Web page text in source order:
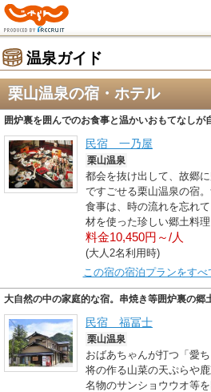
温泉ガイド
栗山温泉の宿・ホテル
囲炉裏を囲んでのお食事と温かいおもてなし
民宿 一乃屋
栗山温泉
都会を抜け出して、故郷
ですごせる栗山温泉の宿
食事は、時の流れを忘れ
材を使った珍しい郷土料
料金10,450円～/人
(大人2名利用時)
この宿の宿泊プランをすべ
大自然の中の家庭的な宿。串焼き等囲炉裏の郷
民宿 福冨士
栗山温泉
おばあちゃんが打つ「愛
将の作る山菜の天ぷらや
名物のサンショウウオ等